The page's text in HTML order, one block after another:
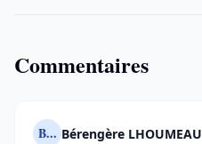
Commentaires
B... Bérengère LHOUMEAU